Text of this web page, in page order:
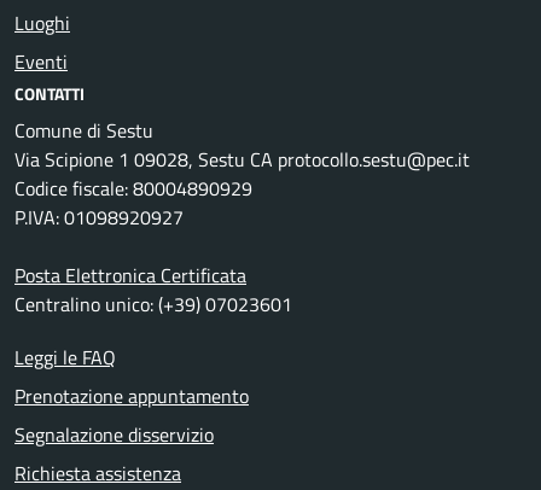
Luoghi
Eventi
CONTATTI
Comune di Sestu
Via Scipione 1 09028, Sestu CA protocollo.sestu@pec.it
Codice fiscale: 80004890929
P.IVA: 01098920927
Posta Elettronica Certificata
Centralino unico: (+39) 07023601
Leggi le FAQ
Prenotazione appuntamento
Segnalazione disservizio
Richiesta assistenza